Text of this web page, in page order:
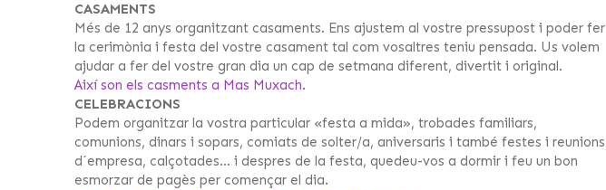
CASAMENTS
Més de 12 anys organitzant casaments. Ens ajustem al vostre pressupost i poder fer
la cerimònia i festa del vostre casament tal com vosaltres teniu pensada. Us volem
ajudar a fer del vostre gran dia un cap de setmana diferent, divertit i original.
Així son els casments a Mas Muxach.
CELEBRACIONS
Podem organitzar la vostra particular «festa a mida», trobades familiars,
comunions, dinars i sopars, comiats de solter/a, aniversaris i també festes i reunions
d´empresa, calçotades… i despres de la festa, quedeu-vos a dormir i feu un bon
esmorzar de pagès per començar el dia.